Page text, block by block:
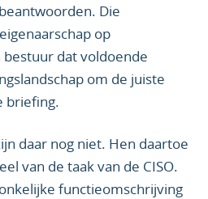
Die
op
dat voldoende
om de juiste
briefing.
daar nog niet. Hen daartoe
van de taak van de CISO.
functieomschrijving